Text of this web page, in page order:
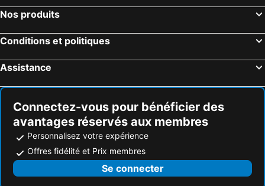
Nos produits
Conditions et politiques
Assistance
Connectez-vous pour bénéficier des
avantages réservés aux membres
Personnalisez votre expérience
Offres fidélité et Prix membres
Se connecter